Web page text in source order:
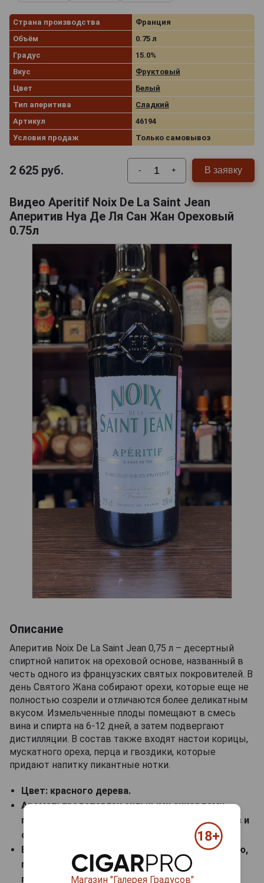
Страна производства
Франция
Объём
0.75 л
Градус
15.0%
Вкус
Фруктовый
Цвет
Белый
Тип аперитива
Сладкий
Артикул
46194
Условия продаж
Только самовывоз
2 625 руб. - + В заявку
Видео Aperitif Noix De La Saint Jean
Аперитив Нуа Де Ля Сан Жан Ореховый
0.75л
Описание
Аперитив Noix De La Saint Jean 0,75 л – десертный
спиртной напиток на ореховой основе, названный в
честь одного из французских святых покровителей. В
день Святого Жана собирают орехи, которые еще не
полностью созрели и отличаются более деликатным
вкусом. Измельченные плоды помещают в смесь
вина и спирта на 6-12 дней, а затем подвергают
дистилляции. В состав также входят настои корицы,
мускатного ореха, перца и гвоздики, которые
придают напитку пикантные нотки.
Цвет: красного дерева.
Аромат: представлен сильными аккордами
грецкого ореха на фоне оттенков сухофруктов и
сдобы с корицей.
Вкус: с уравновешенной кислинкой и сладостью,
пряно-ореховым телом и немного вяжущим
послевкусием.Магазин "Галерея Градусов"